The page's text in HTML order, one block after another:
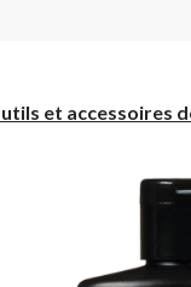
et accessoires